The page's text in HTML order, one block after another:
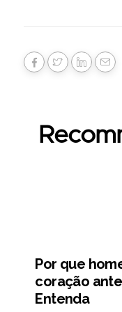
Por que
coração
Entenda